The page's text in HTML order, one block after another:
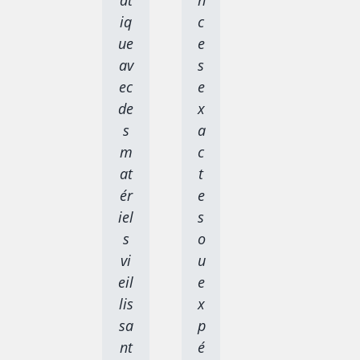
iq
ue
av
ec
de
s
m
at
ér
iel
s
vi
eil
lis
sa
nt
c
e
s
e
x
a
c
t
e
s
o
u
e
x
p
é